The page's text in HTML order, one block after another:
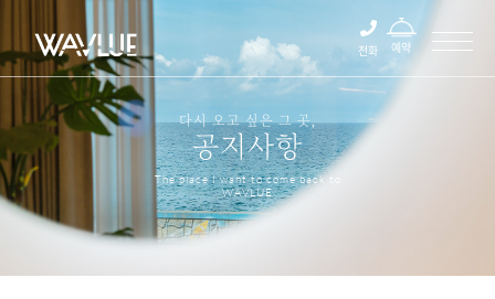
전화 예약
다시 오고 싶은 그 곳,
공지사항
The place I want to come back to
WAVLUE